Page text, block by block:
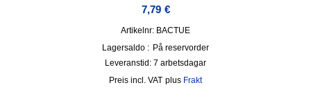
7,79 €
Artikelnr: BACTUE
Lagersaldo : På reservorder
Leveranstid: 7 arbetsdagar
incl. VAT plus Frakt